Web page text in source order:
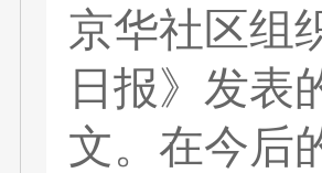
京华社区组
日报》发表
文。在今后